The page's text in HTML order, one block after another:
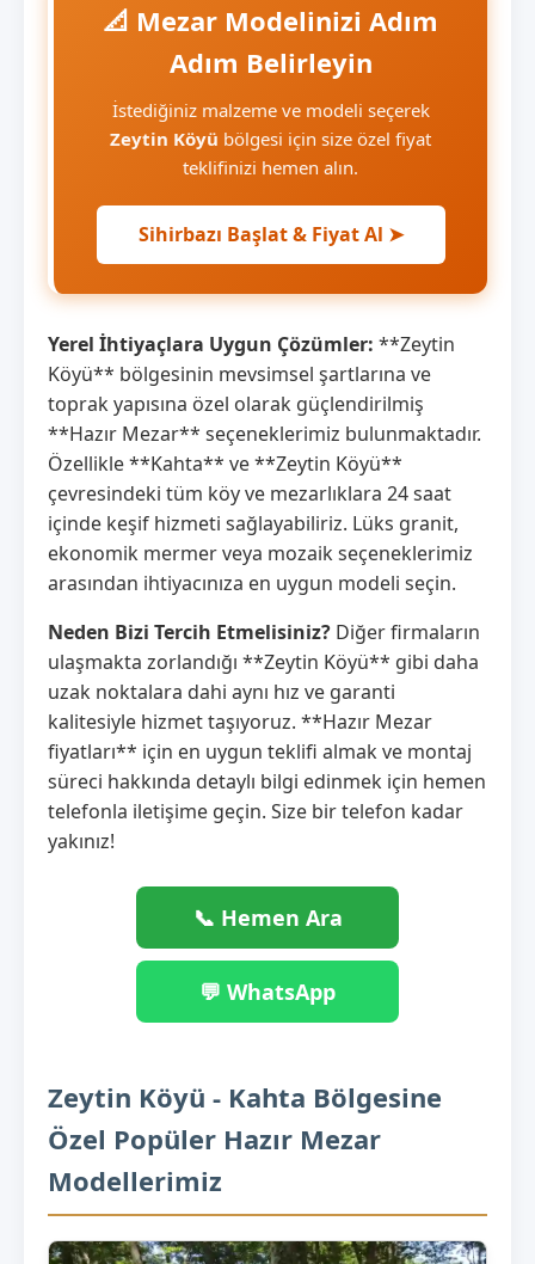
📐 Mezar Modelinizi Adım
Adım Belirleyin
İstediğiniz malzeme ve modeli seçerek
Zeytin Köyü bölgesi için size özel fiyat
teklifinizi hemen alın.
Sihirbazı Başlat & Fiyat Al ➤
Yerel İhtiyaçlara Uygun Çözümler: **Zeytin
Köyü** bölgesinin mevsimsel şartlarına ve
toprak yapısına özel olarak güçlendirilmiş
**Hazır Mezar** seçeneklerimiz bulunmaktadır.
Özellikle **Kahta** ve **Zeytin Köyü**
çevresindeki tüm köy ve mezarlıklara 24 saat
içinde keşif hizmeti sağlayabiliriz. Lüks granit,
ekonomik mermer veya mozaik seçeneklerimiz
arasından ihtiyacınıza en uygun modeli seçin.
Neden Bizi Tercih Etmelisiniz? Diğer firmaların
ulaşmakta zorlandığı **Zeytin Köyü** gibi daha
uzak noktalara dahi aynı hız ve garanti
kalitesiyle hizmet taşıyoruz. **Hazır Mezar
fiyatları** için en uygun teklifi almak ve montaj
süreci hakkında detaylı bilgi edinmek için hemen
telefonla iletişime geçin. Size bir telefon kadar
yakınız!
📞 Hemen Ara
💬 WhatsApp
Zeytin Köyü - Kahta Bölgesine
Özel Popüler Hazır Mezar
Modellerimiz